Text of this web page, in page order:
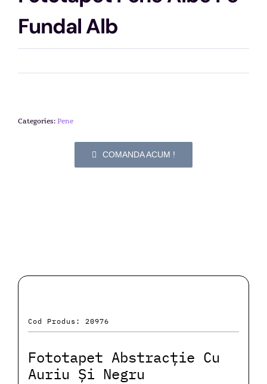
Fundal Alb
Categories:Pene
COMANDA ACUM !
Cod Produs: 20976
Fototapet Abstracție Cu
Auriu Și Negru